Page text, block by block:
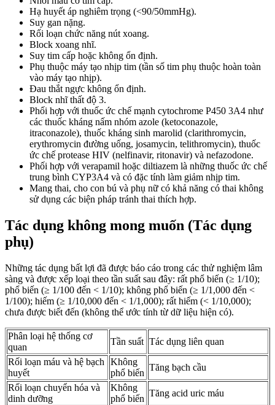
Hạ huyết áp nghiêm trọng (<90/50mmHg).
Suy gan nặng.
Rối loạn chức năng nút xoang.
Block xoang nhĩ.
Suy tim cấp hoặc không ổn định.
Phụ thuộc máy tạo nhịp tim (tần số tim phụ thuộc hoàn toàn
vào máy tạo nhịp).
Đau thắt ngực không ổn định.
Block nhĩ thất độ 3.
Phối hợp với thuốc ức chế mạnh cytochrome P450 3A4 như
các thuốc kháng nấm nhóm azole (ketoconazole,
itraconazole), thuốc kháng sinh marolid (clarithromycin,
erythromycin đường uống, josamycin, telithromycin), thuốc
ức chế protease HIV (nelfinavir, ritonavir) và nefazodone.
Phối hợp với verapamil hoặc diltiazem là những thuốc ức chế
trung bình CYP3A4 và có đặc tính làm giảm nhịp tim.
Mang thai, cho con bú và phụ nữ có khả năng có thai không
sử dụng các biện pháp tránh thai thích hợp.
Tác dụng không mong muốn (Tác dụng
phụ)
Những tác dụng bất lợi đã được báo cáo trong các thử nghiệm lâm
sàng và được xếp loại theo tần suất sau đây: rất phổ biến (≥ 1/10);
phổ biến (≥ 1/100 đến < 1/10); không phổ biến (≥ 1/1,000 đến <
1/100); hiếm (≥ 1/10,000 đến < 1/1,000); rất hiếm (< 1/10,000);
chưa được biết đến (không thể ước tính từ dữ liệu hiện có).
Phân loại hệ thống cơ
quan
Tần suất Tác dụng liên quan
Rối loạn máu và hệ bạch
huyết
Không
phổ biến
Tăng bạch cầu
Rối loạn chuyển hóa và
dinh dưỡng
Không
phổ biến
Tăng acid uric máu